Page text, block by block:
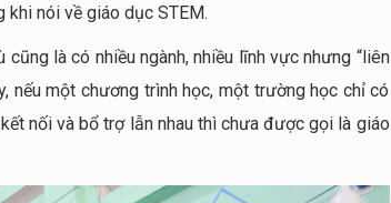
nói về giáo dục STEM.
là có nhiều ngành, nhiều lĩnh vực nhưng “liên
nếu một chương trình học, một trường học chỉ có
nối và bổ trợ lẫn nhau thì chưa được gọi là giáo